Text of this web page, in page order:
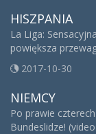
HISZPANIA
La Liga:
powiększa
2017-10-30
NIEMCY
Po prawie
Bundeslidze!